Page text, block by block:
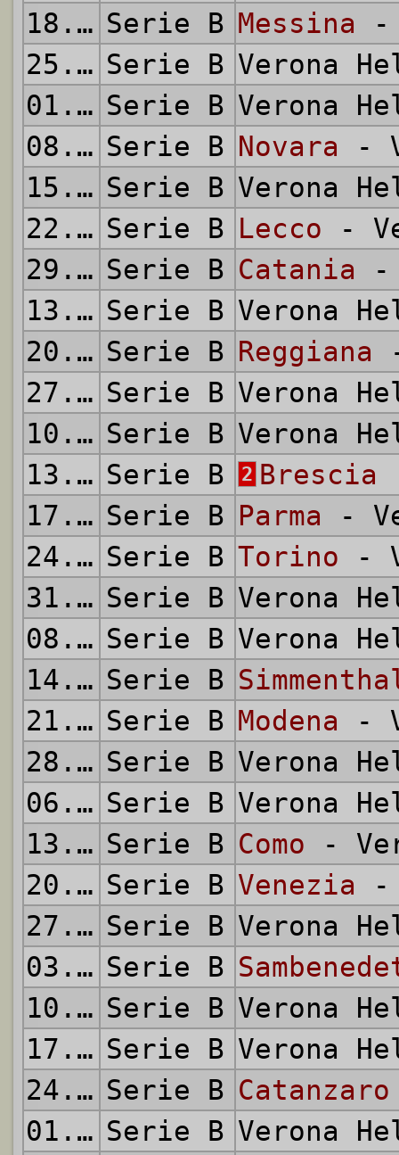
18.10.1959 Serie B Messina -
25.10.1959 Serie B Verona
01.11.1959 Serie B Verona
08.11.1959 Serie B Novara -
15.11.1959 Serie B Verona
22.11.1959 Serie B Lecco -
29.11.1959 Serie B Catania -
13.12.1959 Serie B Verona
20.12.1959 Serie B Reggiana
27.12.1959 Serie B Verona
10.01.1960 Serie B Verona
13.01.1960 Serie B 2 Brescia
17.01.1960 Serie B Parma -
24.01.1960 Serie B Torino -
31.01.1960 Serie B Verona
08.02.1960 Serie B Verona
14.02.1960 Serie B
21.02.1960 Serie B Modena -
28.02.1960 Serie B Verona
06.03.1960 Serie B Verona
13.03.1960 Serie B Como -
20.03.1960 Serie B Venezia -
27.03.1960 Serie B Verona
03.04.1960 Serie B
10.04.1960 Serie B Verona
17.04.1960 Serie B Verona
24.04.1960 Serie B Catanzaro
01.05.1960 Serie B Verona